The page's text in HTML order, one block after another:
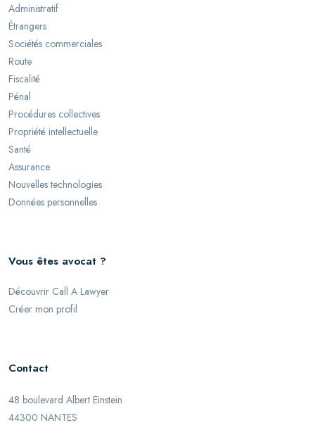
Administratif
Étrangers
Sociétés commerciales
Route
Fiscalité
Pénal
Procédures collectives
Propriété intellectuelle
Santé
Assurance
Nouvelles technologies
Données personnelles
Vous êtes avocat ?
Découvrir Call A Lawyer
Créer mon profil
Contact
48 boulevard Albert Einstein
44300 NANTES